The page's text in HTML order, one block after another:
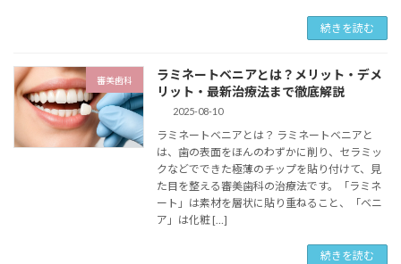
続きを読む
審美歯科
ラミネートベニアとは？メリット・デメ
リット・最新治療法まで徹底解説
2025-08-10
ラミネートベニアとは？ ラミネートベニアと
は、歯の表面をほんのわずかに削り、セラミッ
クなどでできた極薄のチップを貼り付けて、見
た目を整える審美歯科の治療法です。「ラミネ
ート」は素材を層状に貼り重ねること、「ベニ
ア」は化粧 […]
続きを読む